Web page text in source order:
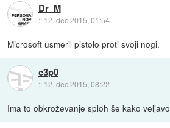
Dr_M
:: 12. dec 2015, 01:54
Microsoft usmeril pistolo proti svoji nogi.
c3p0
:: 12. dec 2015, 08:22
Ima to obkroževanje sploh še kako